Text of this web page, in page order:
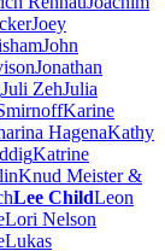
Joey
John
Jonathan
Juli ZehJulia
Karine
HagenaKathy
Katrine
Knud Meister &
Lee ChildLeon
Lori Nelson
Lukas